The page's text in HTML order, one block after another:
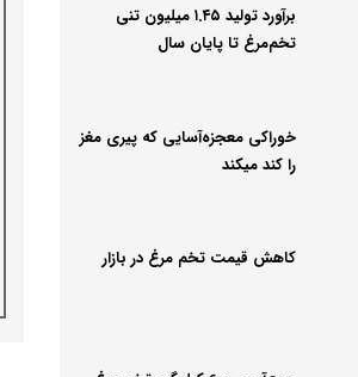
برآورد تولید ۱.۴۵ میلیون تنی
تخم‌مرغ تا پایان سال
خوراکی معجزه‌آسایی که پیری مغز
را کند میکند
کاهش قیمت تخم مرغ در بازار